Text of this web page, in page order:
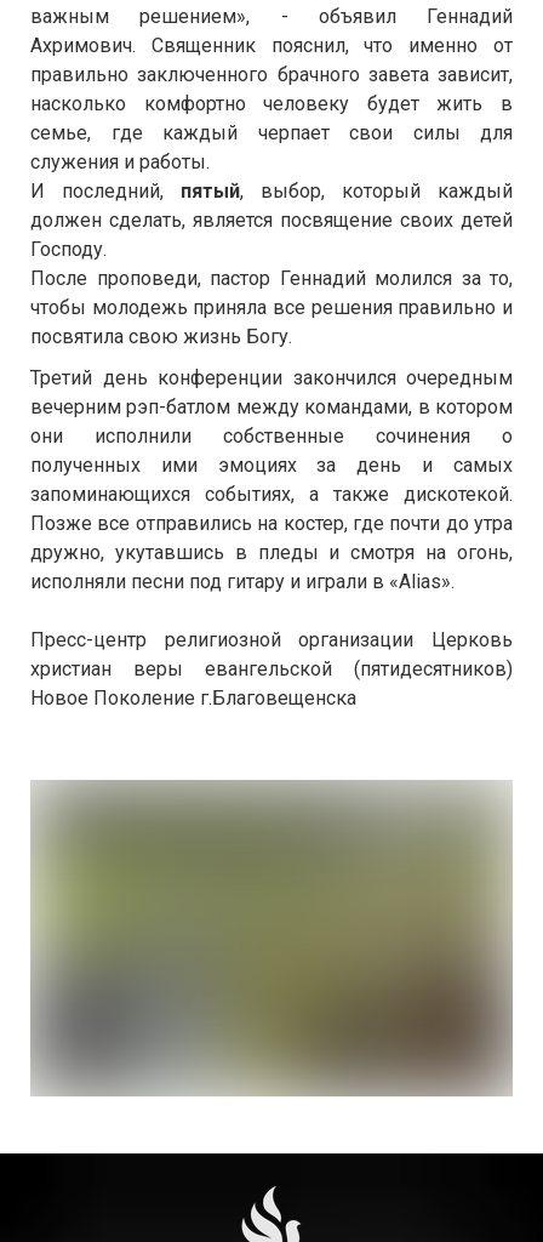
важным решением», - объявил Геннадий
Ахримович. Священник пояснил, что именно от
правильно заключенного брачного завета зависит,
насколько комфортно человеку будет жить в
семье, где каждый черпает свои силы для
служения и работы.
И последний, пятый, выбор, который каждый
должен сделать, является посвящение своих детей
Господу.
После проповеди, пастор Геннадий молился за то,
чтобы молодежь приняла все решения правильно и
посвятила свою жизнь Богу.
Третий день конференции закончился очередным
вечерним рэп-батлом между командами, в котором
они исполнили собственные сочинения о
полученных ими эмоциях за день и самых
запоминающихся событиях, а также дискотекой.
Позже все отправились на костер, где почти до утра
дружно, укутавшись в пледы и смотря на огонь,
исполняли песни под гитару и играли в «Alias».
Пресс-центр религиозной организации Церковь
христиан веры евангельской (пятидесятников)
Новое Поколение г.Благовещенска